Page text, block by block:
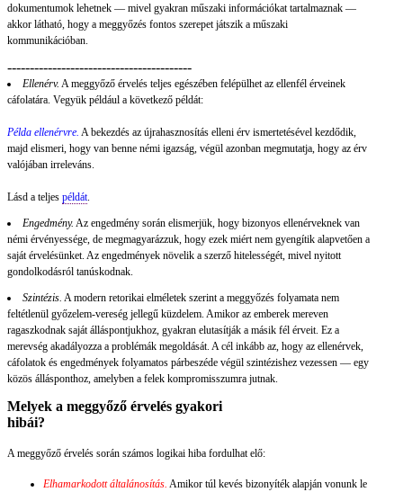
dokumentumok lehetnek — mivel gyakran műszaki információkat tartalmaznak —
akkor látható, hogy a meggyőzés fontos szerepet játszik a műszaki
kommunikációban.
-----------------------------------------
Ellenérv. A meggyőző érvelés teljes egészében felépülhet az ellenfél érveinek
cáfolatára. Vegyük például a következő példát:
Példa ellenérvre. A bekezdés az újrahasznosítás elleni érv ismertetésével kezdődik,
majd elismeri, hogy van benne némi igazság, végül azonban megmutatja, hogy az érv
valójában irreleváns.
Lásd a teljes példát.
Engedmény. Az engedmény során elismerjük, hogy bizonyos ellenérveknek van
némi érvényessége, de megmagyarázzuk, hogy ezek miért nem gyengítik alapvetően a
saját érvelésünket. Az engedmények növelik a szerző hitelességét, mivel nyitott
gondolkodásról tanúskodnak.
Szintézis. A modern retorikai elméletek szerint a meggyőzés folyamata nem
feltétlenül győzelem-vereség jellegű küzdelem. Amikor az emberek mereven
ragaszkodnak saját álláspontjukhoz, gyakran elutasítják a másik fél érveit. Ez a
merevség akadályozza a problémák megoldását. A cél inkább az, hogy az ellenérvek,
cáfolatok és engedmények folyamatos párbeszéde végül szintézishez vezessen — egy
közös állásponthoz, amelyben a felek kompromisszumra jutnak.
Melyek a meggyőző érvelés gyakori
hibái?
A meggyőző érvelés során számos logikai hiba fordulhat elő:
Elhamarkodott általánosítás. Amikor túl kevés bizonyíték alapján vonunk le